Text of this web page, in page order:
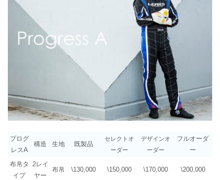
プログ
レスA
構造 生地 既製品
セレクトオ
ーダー
デザインオ
ーダー
フルオーダ
ー
布帛タ
イプ
2レイ
ヤー
布帛 \130,000 \150,000 \170,000 \200,000